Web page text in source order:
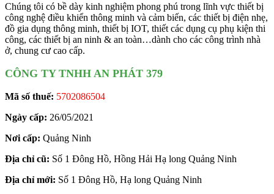
Chúng tôi có bề dày kinh nghiệm phong phú trong lĩnh vực thiết bị
công nghệ điều khiển thông minh và cảm biến, các thiết bị điện nhẹ,
đồ gia dụng thông minh, thiết bị IOT, thiết các dụng cụ phụ kiện thi
công, các thiết bị an ninh & an toàn…dành cho các công trình nhà
ở, chung cư cao cấp.
CÔNG TY TNHH AN PHÁT 379
Mã số thuế: 5702086504
Ngày cấp: 26/05/2021
Nơi cấp: Quảng Ninh
Địa chỉ cũ: Số 1 Đông Hồ, Hồng Hải Hạ long Quảng Ninh
Địa chỉ mới: Số 1 Đông Hồ, Hạ long Quảng Ninh